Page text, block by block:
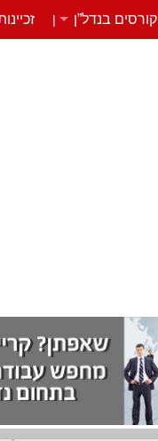
קורסים בנדל”ן |